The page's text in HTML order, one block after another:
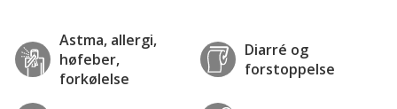
Astma, allergi,
høfeber,
forkølelse
Diarré og
forstoppelse